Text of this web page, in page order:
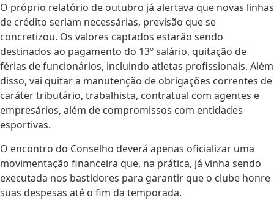
O próprio relatório de outubro já alertava que novas linhas
de crédito seriam necessárias, previsão que se
concretizou. Os valores captados estarão sendo
destinados ao pagamento do 13º salário, quitação de
férias de funcionários, incluindo atletas profissionais. Além
disso, vai quitar a manutenção de obrigações correntes de
caráter tributário, trabalhista, contratual com agentes e
empresários, além de compromissos com entidades
esportivas.
O encontro do Conselho deverá apenas oficializar uma
movimentação financeira que, na prática, já vinha sendo
executada nos bastidores para garantir que o clube honre
suas despesas até o fim da temporada.